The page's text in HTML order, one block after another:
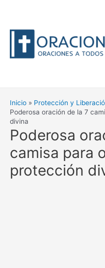
Inicio
Protección y
Poderosa oración de la 7
divina
Poderosa
camisa para
protección